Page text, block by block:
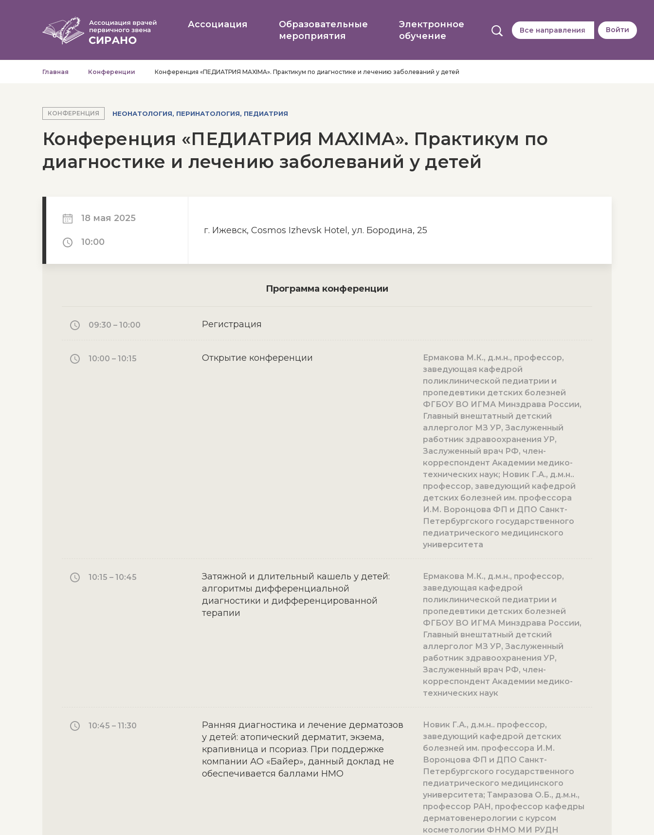
Ассоциация
Образовательные
мероприятия
Электронное
обучение
Все направления Войти
Главная Конференции Конференция «ПЕДИАТРИЯ MAXIMA». Практикум по диагностике и лечению заболеваний у детей
КОНФЕРЕНЦИЯ НЕОНАТОЛОГИЯ, ПЕРИНАТОЛОГИЯ, ПЕДИАТРИЯ
Конференция «ПЕДИАТРИЯ MAXIMA». Практикум по
диагностике и лечению заболеваний у детей
18 мая 2025
10:00
г. Ижевск, Cosmos Izhevsk Hotel, ул. Бородина, 25
Программа конференции
09:30 – 10:00 Регистрация
10:00 – 10:15 Открытие конференции
Ермакова М.К., д.м.н., профессор,
заведующая кафедрой
поликлинической педиатрии и
пропедевтики детских болезней
ФГБОУ ВО ИГМА Минздрава России,
Главный внештатный детский
аллерголог МЗ УР, Заслуженный
работник здравоохранения УР,
Заслуженный врач РФ, член-
корреспондент Академии медико-
технических наук; Новик Г.А., д.м.н..
профессор, заведующий кафедрой
детских болезней им. профессора
И.М. Воронцова ФП и ДПО Санкт-
Петербургского государственного
педиатрического медицинского
университета
10:15 – 10:45
Затяжной и длительный кашель у детей:
алгоритмы дифференциальной
диагностики и дифференцированной
терапии
Ермакова М.К., д.м.н., профессор,
заведующая кафедрой
поликлинической педиатрии и
пропедевтики детских болезней
ФГБОУ ВО ИГМА Минздрава России,
Главный внештатный детский
аллерголог МЗ УР, Заслуженный
работник здравоохранения УР,
Заслуженный врач РФ, член-
корреспондент Академии медико-
технических наук
10:45 – 11:30
Ранняя диагностика и лечение дерматозов
у детей: атопический дерматит, экзема,
крапивница и псориаз. При поддержке
компании АО «Байер», данный доклад не
обеспечивается баллами НМО
Новик Г.А., д.м.н.. профессор,
заведующий кафедрой детских
болезней им. профессора И.М.
Воронцова ФП и ДПО Санкт-
Петербургского государственного
педиатрического медицинского
университета; Тамразова О.Б., д.м.н.,
профессор РАН, профессор кафедры
дерматовенерологии с курсом
косметологии ФНМО МИ РУДН